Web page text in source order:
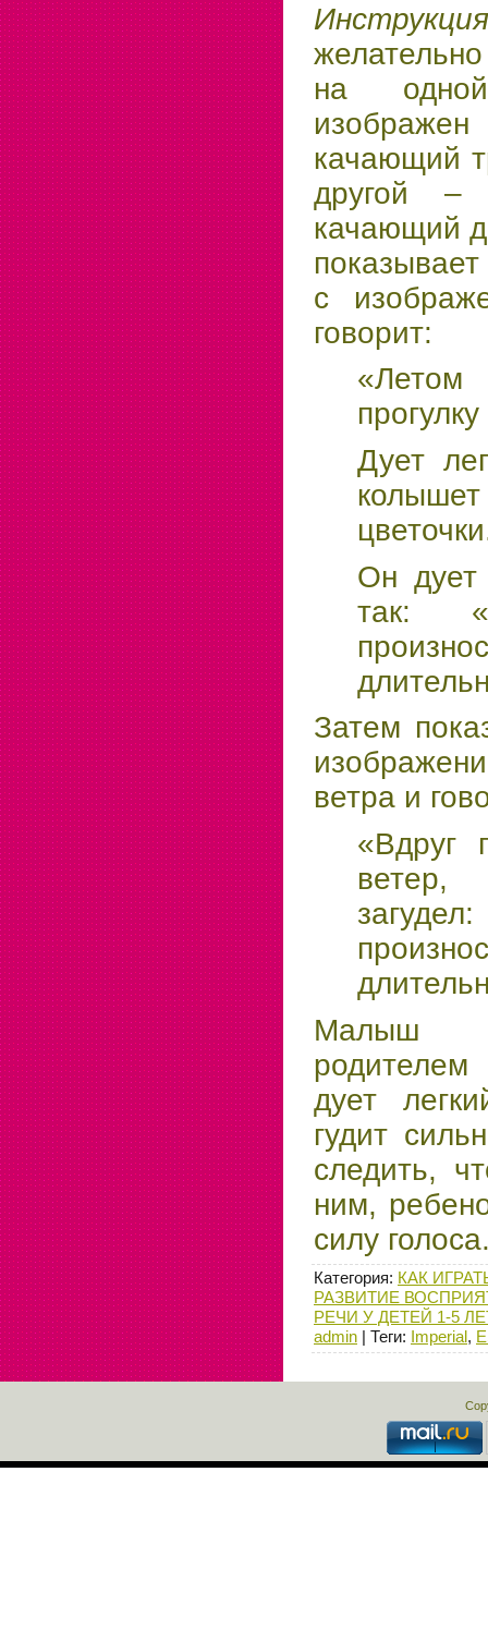
на
качающий
другой –
качающий
с
говорит:
Дует
Он дует
так:
Затем
ветра и
«Вдруг
Малыш
дует
гудит
следить,
ним,
силу
Категория: КАК
РАЗВИТИЕ
РЕЧИ У ДЕТЕЙ 1-5
admin | Теги: Imperial,